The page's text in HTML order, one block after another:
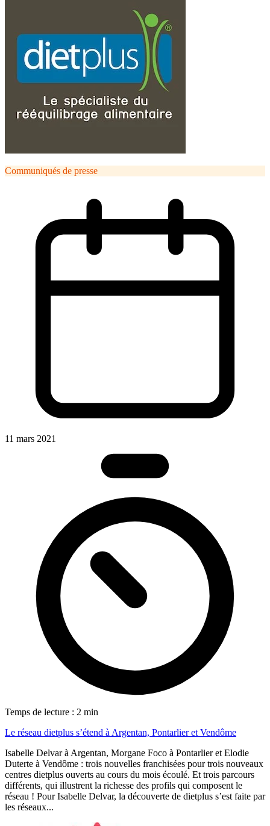
Communiqués de presse
11 mars 2021
Temps de lecture : 2 min
Le réseau dietplus s’étend à Argentan, Pontarlier et Vendôme
Isabelle Delvar à Argentan, Morgane Foco à Pontarlier et Elodie
Duterte à Vendôme : trois nouvelles franchisées pour trois nouveaux
centres dietplus ouverts au cours du mois écoulé. Et trois parcours
différents, qui illustrent la richesse des profils qui composent le
réseau ! Pour Isabelle Delvar, la découverte de dietplus s’est faite par
les réseaux...